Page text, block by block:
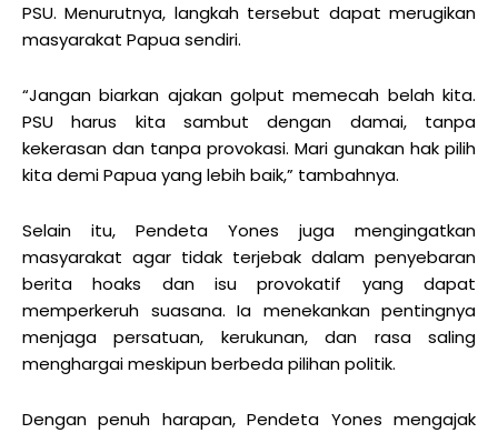
PSU. Menurutnya, langkah tersebut dapat merugikan
masyarakat Papua sendiri.
“Jangan biarkan ajakan golput memecah belah kita.
PSU harus kita sambut dengan damai, tanpa
kekerasan dan tanpa provokasi. Mari gunakan hak pilih
kita demi Papua yang lebih baik,” tambahnya.
Selain itu, Pendeta Yones juga mengingatkan
masyarakat agar tidak terjebak dalam penyebaran
berita hoaks dan isu provokatif yang dapat
memperkeruh suasana. Ia menekankan pentingnya
menjaga persatuan, kerukunan, dan rasa saling
menghargai meskipun berbeda pilihan politik.
Dengan penuh harapan, Pendeta Yones mengajak